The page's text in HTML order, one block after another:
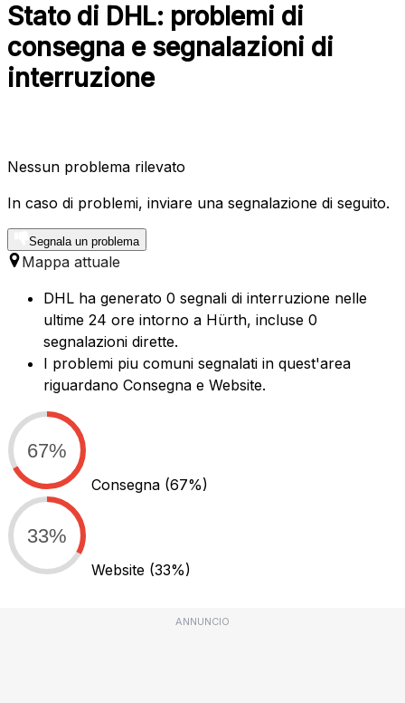
Stato di DHL: problemi di
consegna e segnalazioni di
interruzione
Nessun problema rilevato
In caso di problemi, inviare una segnalazione di seguito.
Segnala un problema
Mappa attuale
DHL ha generato 0 segnali di interruzione nelle
ultime 24 ore intorno a Hürth, incluse 0
segnalazioni dirette.
I problemi piu comuni segnalati in quest'area
riguardano Consegna e Website.
67%
Consegna (67%)
33%
Website (33%)
ANNUNCIO